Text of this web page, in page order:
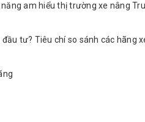
am hiểu thị trường xe nâng
tư? Tiêu chí so sánh các hãng